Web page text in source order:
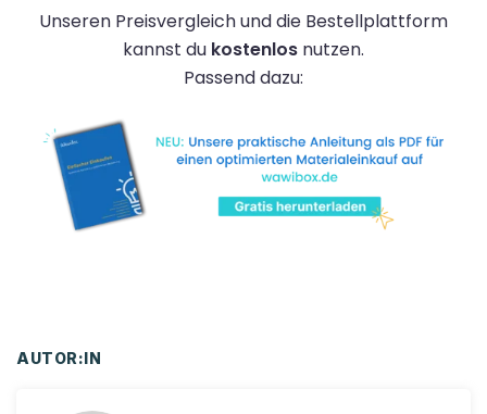
Unseren Preisvergleich und die Bestellplattform
kannst du kostenlos nutzen.
Passend dazu:
AUTOR:IN